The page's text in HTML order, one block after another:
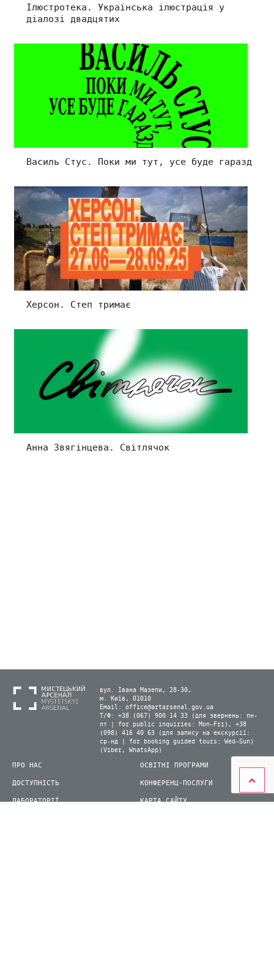
Ілюстротека. Українська ілюстрація у
діалозі двадцятих
Василь Стус. Поки ми тут, усе буде гаразд
Херсон. Степ тримає
Анна Звягінцева. Світлячок
вул. Івана Мазепи, 28-30,
м. Київ, 01010
Email: office@artarsenal.gov.ua
Т/Ф: +38 (067) 900 14 33 (для звернень: пн-
пт | for public inquiries: Mon–Fri), +38
(098) 416 40 63 (для запису на екскурсії:
ср-нд | for booking guided tours: Wed–Sun)
(Viber, WhatsApp)
ПРО НАС
ДОСТУПНІСТЬ
ЛАБОРАТОРІЇ
ОСВІТНІ ПРОГРАМИ
КОНФЕРЕНЦ-ПОСЛУГИ
КАРТА САЙТУ